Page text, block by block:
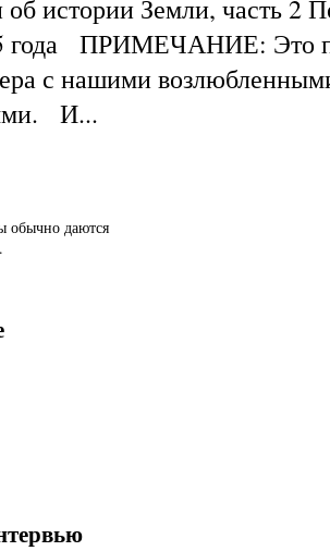
об истории Земли, часть 2
года ПРИМЕЧАНИЕ: Это
с нашими
И...
обычно даются